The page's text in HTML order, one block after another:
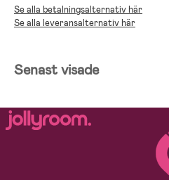
Se alla betalningsalternativ här
Se alla leveransalternativ här
Senast visade